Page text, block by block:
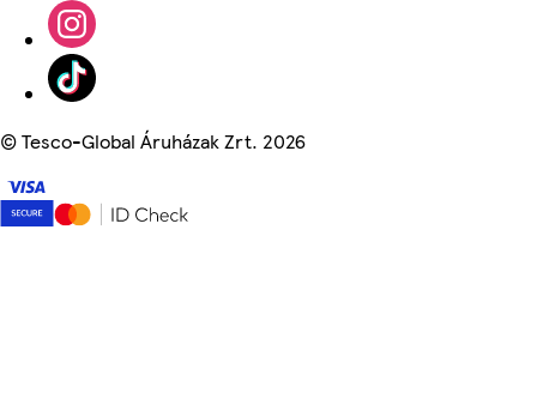
©Tesco-Global Áruházak Zrt. 2026